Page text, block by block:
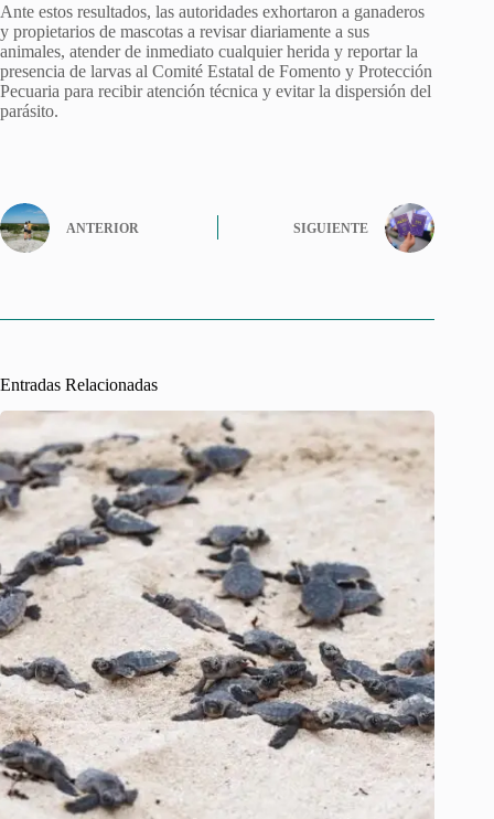
Ante estos resultados, las autoridades exhortaron a ganaderos
y propietarios de mascotas a revisar diariamente a sus
animales, atender de inmediato cualquier herida y reportar la
presencia de larvas al Comité Estatal de Fomento y Protección
Pecuaria para recibir atención técnica y evitar la dispersión del
parásito.
ANTERIOR SIGUIENTE
Entradas Relacionadas